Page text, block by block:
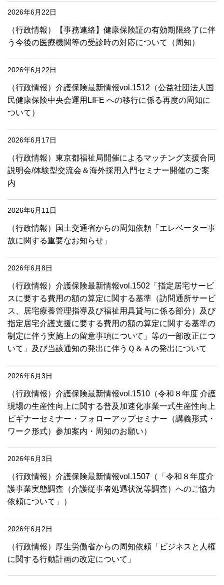
2026年6月22日
（行政情報）【事務連絡】健康保険証の有効期限終了に伴
う今後の医療機関等の受診時の対応について（周知）
2026年6月22日
（行政情報）介護保険最新情報vol.1512（公益社団法人国
民健康保険中央会運用LIFE への移行に係る再度の周知に
ついて）
2026年6月17日
（行政情報）東京都福祉局開催によるマッチング支援合同
説明会/体験型交流会＆海外採用入門セミナー開催のご案
内
2026年6月11日
（行政情報）国土交通省からの周知依頼「エレベーター事
故に関する重要なお知らせ」
2026年6月8日
（行政情報）介護保険最新情報vol.1502「指定居宅サービ
スに要する費用の額の算定に関する基準（訪問通所サービ
ス、居宅療養管理指導及び福祉用具貸与に係る部分）及び
指定居宅介護支援に要する費用の額の算定に関する基準の
制定に伴う実施上の留意事項について」等の一部改正につ
いて」及び当該通知の発出に伴うＱ＆Ａの発出について
2026年6月3日
（行政情報）介護保険最新情報vol.1510（令和８年度 介護
現場の生産性向上に関する普及加速化事業一式生産性向上
ビギナーセミナー・フォローアップセミナー（講義形式・
ワーク形式）参加案内・周知のお願い）
2026年6月3日
（行政情報）介護保険最新情報vol.1507（「令和８年度介
護事業実態調査（介護従事者処遇状況等調査）へのご協力
依頼について」）
2026年6月2日
（行政情報）厚生労働省からの周知依頼「ビジネスと人権
に関する行動計画の改定について」